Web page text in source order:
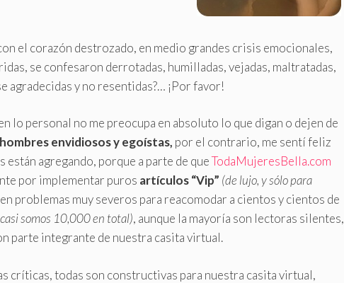
el corazón destrozado, en medio grandes crisis emocionales,
se confesaron derrotadas, humilladas,vejadas, maltratadas,
agradecidas y no resentidas?… ¡Por favor!
lo personal no me preocupa en absoluto lo que digan o dejen de
hombres envidiosos y egoístas, por el contrario, me sentí feliz
están agregando, porque a parte de queTodaMujeresBella.com
por implementar puros artículos “Vip” (de lujo, y sólo para
problemas muy severos para reacomodar a cientos y cientos de
somos 10,000 en total), aunque la mayoría son lectoras silentes,
parte integrante de nuestra casita virtual.
críticas, todas son constructivas para nuestra casita virtual,